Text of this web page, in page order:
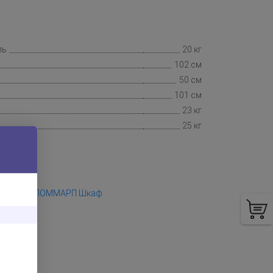
20 кг
102 см
50 см
101 см
23 кг
25 кг
ЛОММАРП Шкаф